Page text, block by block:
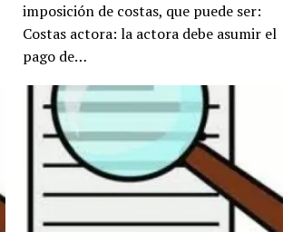
imposición de costas, que puede ser:
Costas actora: la actora debe asumir el
pago de…